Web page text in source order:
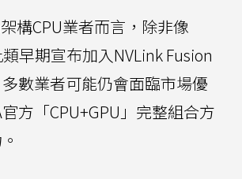
構CPU業者而言，除非像
早期宣布加入NVLink Fusion
數業者可能仍會面臨市場優
方「CPU+GPU」完整組合方